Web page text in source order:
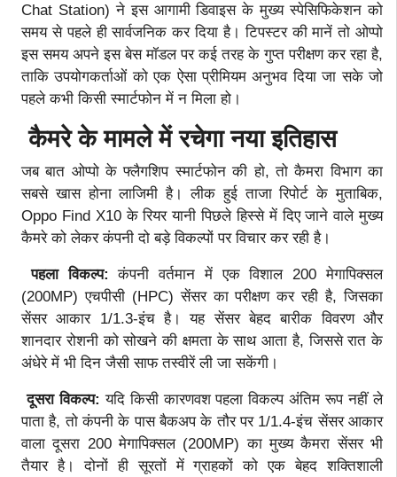
Chat Station) ने इस आगामी डिवाइस के मुख्य स्पेसिफिकेशन को
समय से पहले ही सार्वजनिक कर दिया है। टिपस्टर की मानें तो ओप्पो
इस समय अपने इस बेस मॉडल पर कई तरह के गुप्त परीक्षण कर रहा है,
ताकि उपयोगकर्ताओं को एक ऐसा प्रीमियम अनुभव दिया जा सके जो
पहले कभी किसी स्मार्टफोन में न मिला हो।
कैमरे के मामले में रचेगा नया इतिहास
जब बात ओप्पो के फ्लैगशिप स्मार्टफोन की हो, तो कैमरा विभाग का
सबसे खास होना लाजिमी है। लीक हुई ताजा रिपोर्ट के मुताबिक,
Oppo Find X10 के रियर यानी पिछले हिस्से में दिए जाने वाले मुख्य
कैमरे को लेकर कंपनी दो बड़े विकल्पों पर विचार कर रही है।
पहला विकल्प: कंपनी वर्तमान में एक विशाल 200 मेगापिक्सल
(200MP) एचपीसी (HPC) सेंसर का परीक्षण कर रही है, जिसका
सेंसर आकार 1/1.3-इंच है। यह सेंसर बेहद बारीक विवरण और
शानदार रोशनी को सोखने की क्षमता के साथ आता है, जिससे रात के
अंधेरे में भी दिन जैसी साफ तस्वीरें ली जा सकेंगी।
दूसरा विकल्प: यदि किसी कारणवश पहला विकल्प अंतिम रूप नहीं ले
पाता है, तो कंपनी के पास बैकअप के तौर पर 1/1.4-इंच सेंसर आकार
वाला दूसरा 200 मेगापिक्सल (200MP) का मुख्य कैमरा सेंसर भी
तैयार है। दोनों ही सूरतों में ग्राहकों को एक बेहद शक्तिशाली